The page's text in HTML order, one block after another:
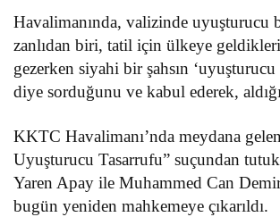
Havalimanında, valizinde uyuşturucu
zanlıdan biri,tatil için ülkeye
gezerken siyahi bir şahsın ‘uyuşturucu
diye sorduğunu ve kabul ederek,
KKTC Havalimanı’nda meydana
Uyuşturucu Tasarrufu” suçundan
Yaren Apay ile Muhammed Can
bugün yeniden mahkemeye çıkarıldı.